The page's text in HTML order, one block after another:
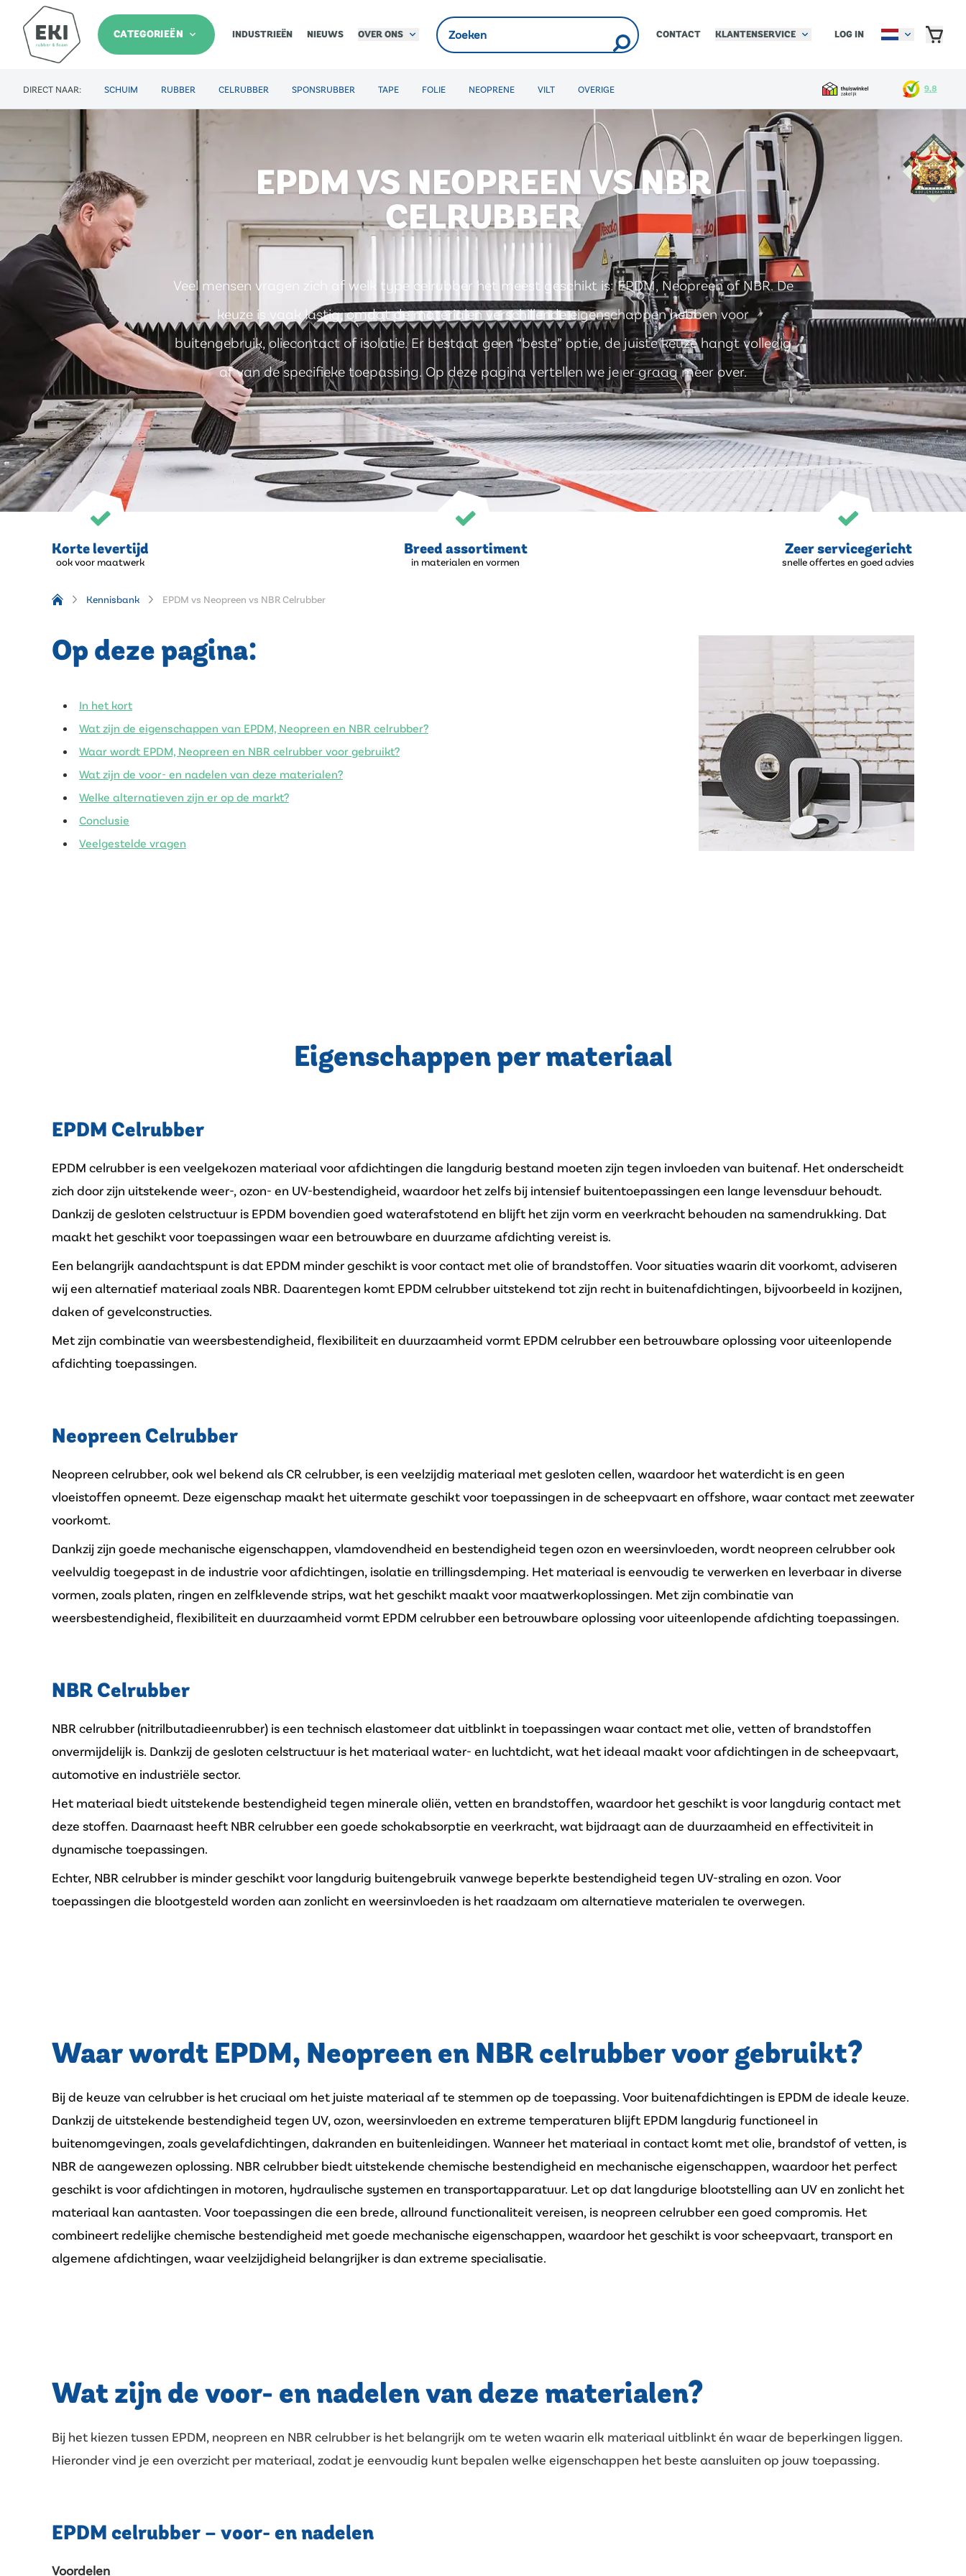
CATEGORIEËN INDUSTRIEËN NIEUWS OVER ONS CONTACT KLANTENSERVICE LOG IN
DIRECT NAAR: SCHUIM RUBBER CELRUBBER SPONSRUBBER TAPE FOLIE NEOPRENE VILT OVERIGE
EPDM VS NEOPREEN VS NBR
CELRUBBER
Veel mensen vragen zich af welk type celrubber het meest geschikt is: EPDM, Neopreen of NBR. De
keuze is vaak lastig, omdat de materialen verschillende eigenschappen hebben voor
buitengebruik, oliecontact of isolatie. Er bestaat geen “beste” optie, de juiste keuze hangt volledig
af van de specifieke toepassing. Op deze pagina vertellen we je er graag meer over.
Korte levertijd
ook voor maatwerk
Breed assortiment
in materialen en vormen
Zeer servicegericht
snelle offertes en goed advies
Kennisbank EPDM vs Neopreen vs NBR Celrubber
Op deze pagina:
In het kort
Wat zijn de eigenschappen van EPDM, Neopreen en NBR celrubber?
Waar wordt EPDM, Neopreen en NBR celrubber voor gebruikt?
Wat zijn de voor- en nadelen van deze materialen?
Welke alternatieven zijn er op de markt?
Conclusie
Veelgestelde vragen
Eigenschappen per materiaal
EPDM Celrubber
EPDM celrubber is een veelgekozen materiaal voor afdichtingen die langdurig bestand moeten zijn tegen invloeden van buitenaf. Het onderscheidt
zich door zijn uitstekende weer-, ozon- en UV-bestendigheid, waardoor het zelfs bij intensief buitentoepassingen een lange levensduur behoudt.
Dankzij de gesloten celstructuur is EPDM bovendien goed waterafstotend en blijft het zijn vorm en veerkracht behouden na samendrukking. Dat
maakt het geschikt voor toepassingen waar een betrouwbare en duurzame afdichting vereist is.
Een belangrijk aandachtspunt is dat EPDM minder geschikt is voor contact met olie of brandstoffen. Voor situaties waarin dit voorkomt, adviseren
wij een alternatief materiaal zoals NBR. Daarentegen komt EPDM celrubber uitstekend tot zijn recht in buitenafdichtingen, bijvoorbeeld in kozijnen,
daken of gevelconstructies.
Met zijn combinatie van weersbestendigheid, flexibiliteit en duurzaamheid vormt EPDM celrubber een betrouwbare oplossing voor uiteenlopende
afdichting toepassingen.
Neopreen Celrubber
Neopreen celrubber, ook wel bekend als CR celrubber, is een veelzijdig materiaal met gesloten cellen, waardoor het waterdicht is en geen
vloeistoffen opneemt. Deze eigenschap maakt het uitermate geschikt voor toepassingen in de scheepvaart en offshore, waar contact met zeewater
voorkomt.
Dankzij zijn goede mechanische eigenschappen, vlamdovendheid en bestendigheid tegen ozon en weersinvloeden, wordt neopreen celrubber ook
veelvuldig toegepast in de industrie voor afdichtingen, isolatie en trillingsdemping. Het materiaal is eenvoudig te verwerken en leverbaar in diverse
vormen, zoals platen, ringen en zelfklevende strips, wat het geschikt maakt voor maatwerkoplossingen. Met zijn combinatie van
weersbestendigheid, flexibiliteit en duurzaamheid vormt EPDM celrubber een betrouwbare oplossing voor uiteenlopende afdichting toepassingen.
NBR Celrubber
NBR celrubber (nitrilbutadieenrubber) is een technisch elastomeer dat uitblinkt in toepassingen waar contact met olie, vetten of brandstoffen
onvermijdelijk is. Dankzij de gesloten celstructuur is het materiaal water- en luchtdicht, wat het ideaal maakt voor afdichtingen in de scheepvaart,
automotive en industriële sector.
Het materiaal biedt uitstekende bestendigheid tegen minerale oliën, vetten en brandstoffen, waardoor het geschikt is voor langdurig contact met
deze stoffen. Daarnaast heeft NBR celrubber een goede schokabsorptie en veerkracht, wat bijdraagt aan de duurzaamheid en effectiviteit in
dynamische toepassingen.
Echter, NBR celrubber is minder geschikt voor langdurig buitengebruik vanwege beperkte bestendigheid tegen UV-straling en ozon. Voor
toepassingen die blootgesteld worden aan zonlicht en weersinvloeden is het raadzaam om alternatieve materialen te overwegen.
Waar wordt EPDM, Neopreen en NBR celrubber voor gebruikt?
Bij de keuze van celrubber is het cruciaal om het juiste materiaal af te stemmen op de toepassing. Voor buitenafdichtingen is EPDM de ideale keuze.
Dankzij de uitstekende bestendigheid tegen UV, ozon, weersinvloeden en extreme temperaturen blijft EPDM langdurig functioneel in
buitenomgevingen, zoals gevelafdichtingen, dakranden en buitenleidingen. Wanneer het materiaal in contact komt met olie, brandstof of vetten, is
NBR de aangewezen oplossing. NBR celrubber biedt uitstekende chemische bestendigheid en mechanische eigenschappen, waardoor het perfect
geschikt is voor afdichtingen in motoren, hydraulische systemen en transportapparatuur. Let op dat langdurige blootstelling aan UV en zonlicht het
materiaal kan aantasten. Voor toepassingen die een brede, allround functionaliteit vereisen, is neopreen celrubber een goed compromis. Het
combineert redelijke chemische bestendigheid met goede mechanische eigenschappen, waardoor het geschikt is voor scheepvaart, transport en
algemene afdichtingen, waar veelzijdigheid belangrijker is dan extreme specialisatie.
Wat zijn de voor- en nadelen van deze materialen?
Bij het kiezen tussen EPDM, neopreen en NBR celrubber is het belangrijk om te weten waarin elk materiaal uitblinkt én waar de beperkingen liggen.
Hieronder vind je een overzicht per materiaal, zodat je eenvoudig kunt bepalen welke eigenschappen het beste aansluiten op jouw toepassing.
EPDM celrubber – voor- en nadelen
Voordelen